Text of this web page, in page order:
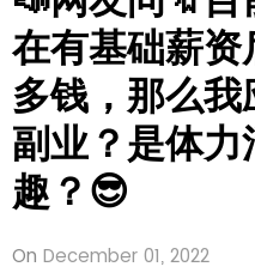
在有基础薪
多钱，那么
副业？是体
趣？😎
On December 01, 2022